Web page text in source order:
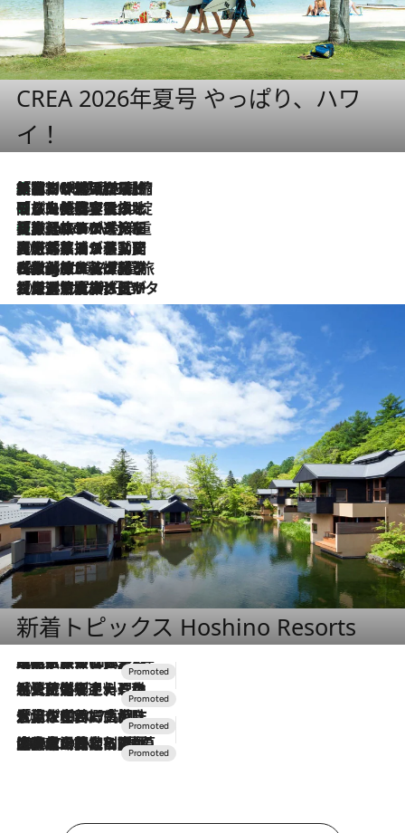
CREA 2026年夏号 やっぱり、ハワ
イ！
2026.8.6
「荷物が増えるほど旅ストレスは増す」美容ジャーナリストがたどり着いた最終結論。“化粧品を劇的に減らす”感動の凝縮美容とは
2026.8.6
「旅先には金髪ウィッグを持参」日本と同じメイクでは損してる!? 美容ジャーナリストが提案する“掟破りの旅美容”とは
2026.8.6
【厳選旅コスメ】「身軽さ＆UV対策重視！」ヘアアーティストshucoが選んだ夏旅ベストコスメを発表【Mサイズジップ】
2026.8.5
【厳選旅コスメ】国内をあちこち移動する河井菜摘が選んだ夏旅ベストコスメ発表！「リラックスアイテムはマスト」【Mサイズジップ】
2026.8.4
【厳選旅コスメ】「紫外線＆乾燥対策しながらメイク感も！」ヘア＆メイクGeorgeが選んだ夏旅ベストコスメを発表！【Mサイズジップ】
2026.8.3
【厳選旅コスメ】「保湿もタイパ重視！」“サウナ好き”タレント清水みさとが愛用する夏旅ベストコスメを発表！【Mサイズジップ】
新着トピックス Hoshino Resorts
2026.7.31
【ホテル帰省】という選択肢をOMOが提案。家族とほどよい距離を保つには「昼は実家、夜は気兼ねなくホテルで！」
2026.7.24
【夏限定ディナーコース】旬を迎える稚鮎や花ズッキーニなどをイタリア・トスカーナの郷土料理の手法で満喫！
2026.7.17
「土佐和ハーブかき氷」がOMO7高知に登場！生姜、山椒、大葉など目にも舌にも涼を呼ぶ郷土の味
2026.7.10
NEW OPEN！【界 草津】名湯の地に誕生。趣の異なる2種の温泉と上州ならではの会席・蕎麦割烹など美食を味わう究極の癒やし旅